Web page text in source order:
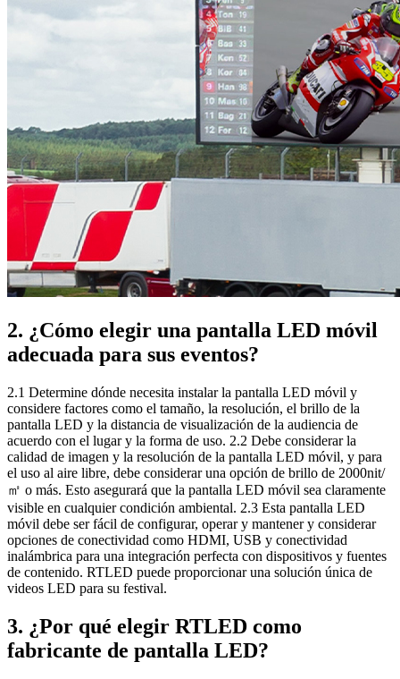
2. ¿Cómo elegir una pantalla LED móvil
adecuada para sus eventos?
2.1 Determine dónde necesita instalar la pantalla LED móvil y
considere factores como el tamaño, la resolución, el brillo de la
pantalla LED y la distancia de visualización de la audiencia de
acuerdo con el lugar y la forma de uso. 2.2 Debe considerar la
calidad de imagen y la resolución de la pantalla LED móvil, y para
el uso al aire libre, debe considerar una opción de brillo de 2000nit/
㎡ o más. Esto asegurará que la pantalla LED móvil sea claramente
visible en cualquier condición ambiental. 2.3 Esta pantalla LED
móvil debe ser fácil de configurar, operar y mantener y considerar
opciones de conectividad como HDMI, USB y conectividad
inalámbrica para una integración perfecta con dispositivos y fuentes
de contenido. RTLED puede proporcionar una solución única de
videos LED para su festival.
3. ¿Por qué elegir RTLED como
fabricante de pantalla LED?